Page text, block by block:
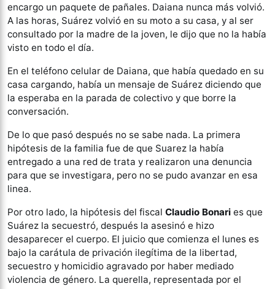
encargo un paquete de pañales. Daiana nunca más volvió.
A las horas, Suárez volvió en su moto a su casa, y al ser
consultado por la madre de la joven, le dijo que no la había
visto en todo el día.
En el teléfono celular de Daiana, que había quedado en su
casa cargando, había un mensaje de Suárez diciendo que
la esperaba en la parada de colectivo y que borre la
conversación.
De lo que pasó después no se sabe nada. La primera
hipótesis de la familia fue de que Suarez la había
entregado a una red de trata y realizaron una denuncia
para que se investigara, pero no se pudo avanzar en esa
linea.
Por otro lado, la hipótesis del fiscal Claudio Bonari es que
Suárez la secuestró, después la asesinó e hizo
desaparecer el cuerpo. El juicio que comienza el lunes es
bajo la carátula de privación ilegítima de la libertad,
secuestro y homicidio agravado por haber mediado
violencia de género. La querella, representada por el